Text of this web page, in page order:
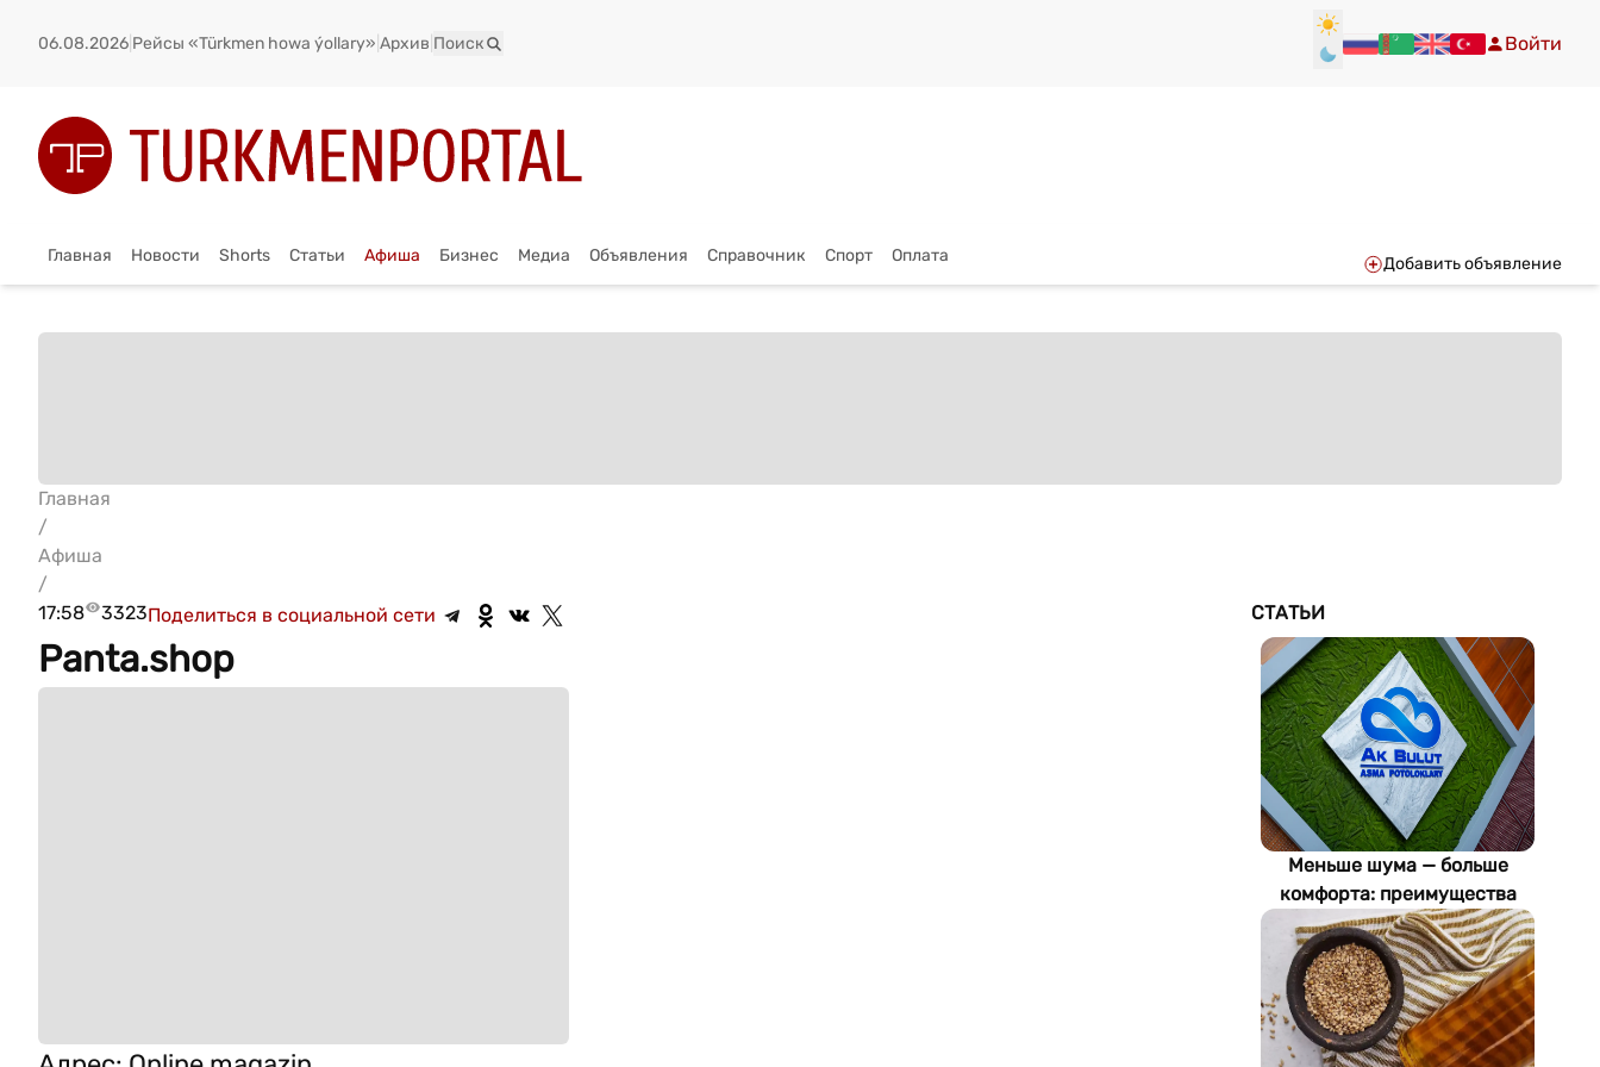
06.08.2026 Рейсы «Türkmen howa ýollary» Архив Поиск Войти
Главная Новости Shorts Статьи Афиша Бизнес Медиа Объявления Справочник Спорт Оплата Добавить объявление
Главная
/
Афиша
/
17:58
3323Поделиться в социальной сети
Panta.shop
СТАТЬИ
Меньше шума — больше
комфорта: преимущества
акустических потолков Ak
Bulut